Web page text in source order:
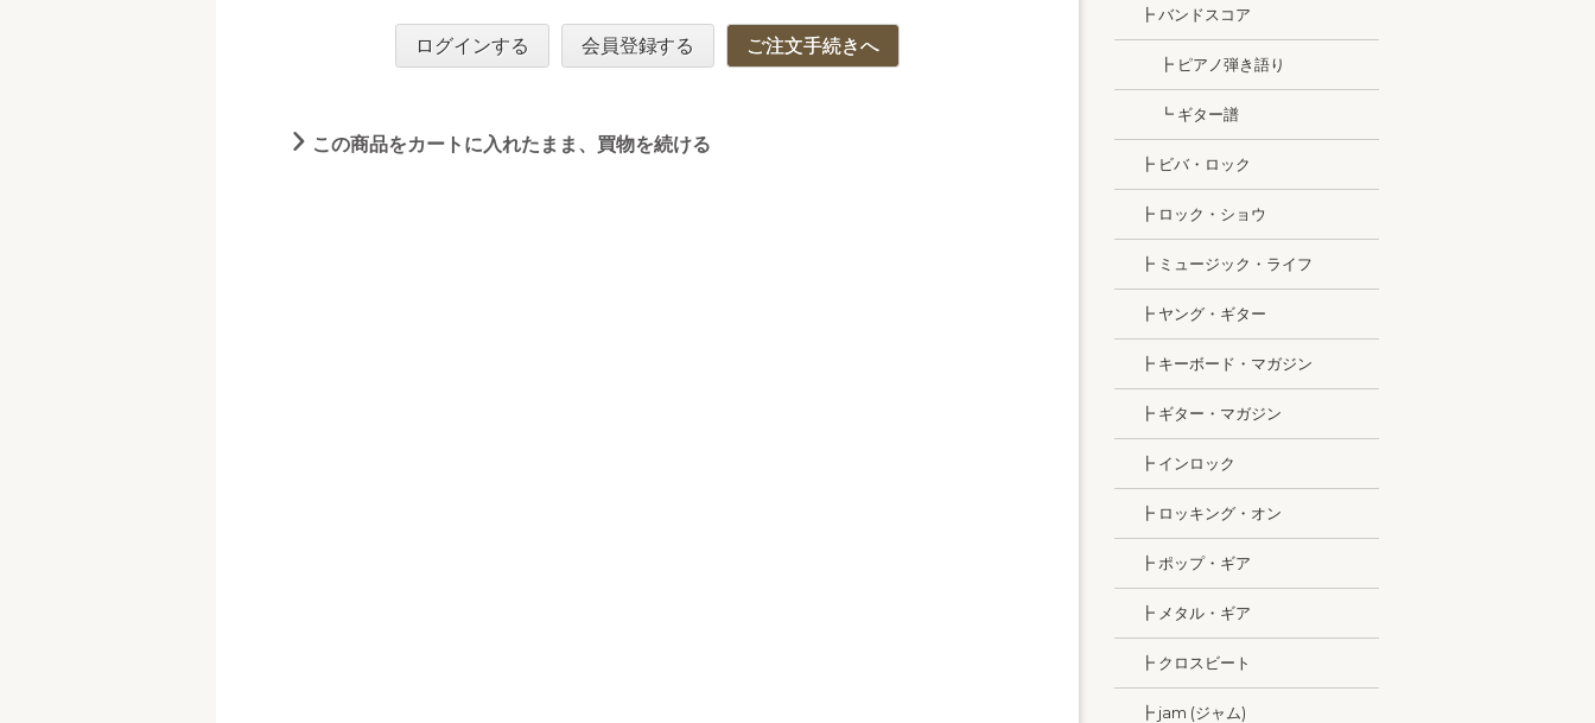
ログインする 会員登録する ご注文手続きへ
この商品をカートに入れたまま、買物を続ける
┣ バンドスコア
┣ ピアノ弾き語り
┗ ギター譜
┣ ビバ・ロック
┣ ロック・ショウ
┣ ミュージック・ライフ
┣ ヤング・ギター
┣ キーボード・マガジン
┣ ギター・マガジン
┣ インロック
┣ ロッキング・オン
┣ ポップ・ギア
┣ メタル・ギア
┣ クロスビート
┣ jam (ジャム)